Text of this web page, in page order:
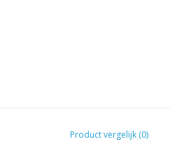
Product vergelijk (0)